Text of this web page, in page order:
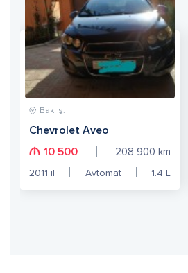
Bakı ş.
Chevrolet Aveo
10 500
208 900 km
2011 il Avtomat 1.4 L